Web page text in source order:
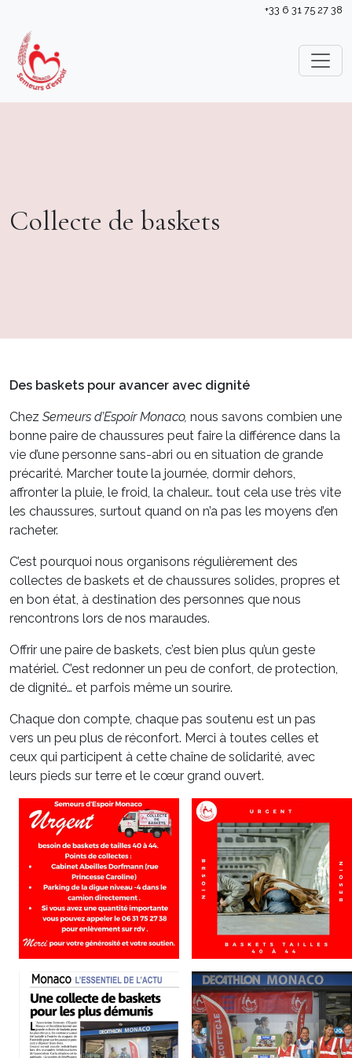
+33 6 31 75 27 38
Collecte de baskets
Des baskets pour avancer avec dignité
Chez Semeurs d’Espoir Monaco, nous savons combien une
bonne paire de chaussures peut faire la différence dans la
vie d’une personne sans-abri ou en situation de grande
précarité. Marcher toute la journée, dormir dehors,
affronter la pluie, le froid, la chaleur… tout cela use très vite
les chaussures, surtout quand on n’a pas les moyens d’en
racheter.
C’est pourquoi nous organisons régulièrement des
collectes de baskets et de chaussures solides, propres et
en bon état, à destination des personnes que nous
rencontrons lors de nos maraudes.
Offrir une paire de baskets, c’est bien plus qu’un geste
matériel. C’est redonner un peu de confort, de protection,
de dignité… et parfois même un sourire.
Chaque don compte, chaque pas soutenu est un pas
vers un peu plus de réconfort. Merci à toutes celles et
ceux qui participent à cette chaîne de solidarité, avec
leurs pieds sur terre et le cœur grand ouvert.